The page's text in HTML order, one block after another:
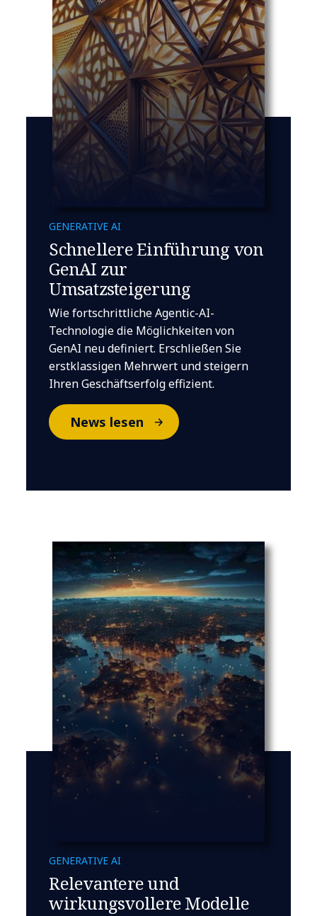
GENERATIVE AI
Schnellere Einführung von
GenAI zur
Umsatzsteigerung
Wie fortschrittliche Agentic-AI-
Technologie die Möglichkeiten von
GenAI neu definiert. Erschließen Sie
erstklassigen Mehrwert und steigern
Ihren Geschäftserfolg effizient.
News lesen
GENERATIVE AI
Relevantere und
wirkungsvollere Modelle